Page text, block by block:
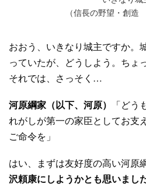
（信長の野望・創造
おおう、いきなり城主ですか。
っていたが、どうしよう。ちょ
それでは、さっそく…
河原綱家（以下、河原）
「ど
れがしが第一の家臣としてお支
ご命令を」
はい、まずは友好度の高い河原
沢頼康にしようかとも思いまし